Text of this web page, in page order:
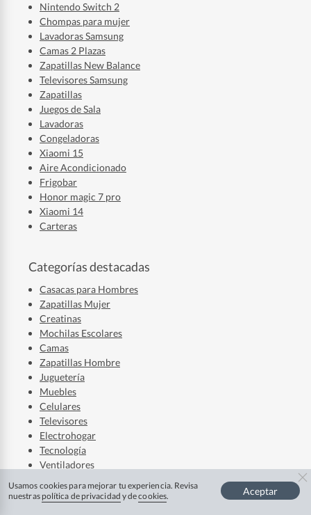
Nintendo Switch 2
Chompas para mujer
Lavadoras Samsung
Camas 2 Plazas
Zapatillas New Balance
Televisores Samsung
Zapatillas
Juegos de Sala
Lavadoras
Congeladoras
Xiaomi 15
Aire Acondicionado
Frigobar
Honor magic 7 pro
Xiaomi 14
Carteras
Categorías destacadas
Casacas para Hombres
Zapatillas Mujer
Creatinas
Mochilas Escolares
Camas
Zapatillas Hombre
Juguetería
Muebles
Celulares
Televisores
Electrohogar
Tecnología
Ventiladores
Audífonos
Usamos cookies para mejorar tu experiencia. Revisa
nuestras política de privacidad y decookies. Aceptar